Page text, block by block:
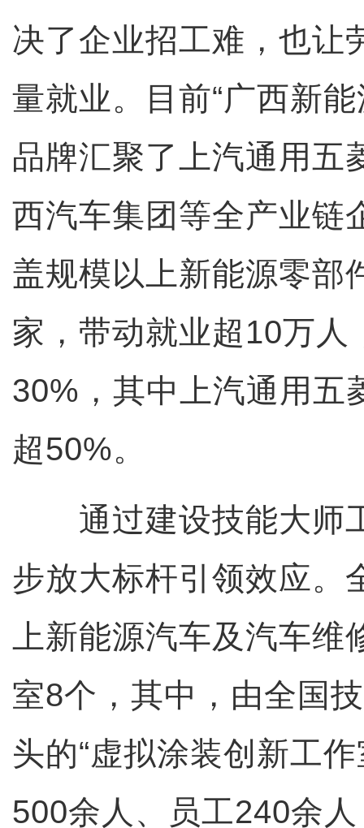
决了企业招工难，也让
量就业。目前“广西新
品牌汇聚了上汽通用五
西汽车集团等全产业链
盖规模以上新能源零部
家，带动就业超10万人
30%，其中上汽通用五
超50%。
通过建设技能大师
步放大标杆引领效应。
上新能源汽车及汽车
室8个，其中，由全国
头的“虚拟涂装创新工
500余人、员工240余